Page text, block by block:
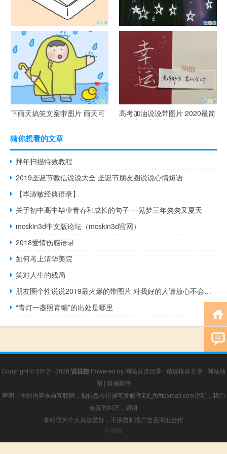
谐音梗土味情话大全带图片 油
腻搞笑的土味情话
很酷的霸气句子带图片 最新霸
气说说高冷范
下雨天搞笑文案带图片 雨天可
以发的幽默句子
高考加油说说带图片 2020最简
单励志的高考文案
猜你想看的文章
拜年扫描特效教程
2019圣诞节微信说说大全 圣诞节朋友圈说说心情短语
【毕淑敏经典语录】
关于初中高中毕业青春和成长的句子 一晃梦三年匆匆又夏天
mcskin3d中文版论坛（mcskin3d官网）
2018爱情伤感语录
如何考上清华美院
笑对人生的残局
朋友圈个性说说2019最火爆的带图片 对我好的人请放心不会把你弄丢的
“青灯一盏照青编”的出处是哪里
Copyright © 2012 - 2026 说说控 Powered by 网站分类目录 | 精选推荐文章 | 网站地
图 | 疑难解答
声明：本站内容来自互联网，如信息有错误可发邮件到f_fb#foxmail.com说明，我们
会及时纠正，谢谢
本站仅为个人兴趣爱好，不接盈利性广告及商业合作
小男孩